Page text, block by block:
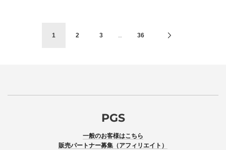
1 2 3 … 36
PGS
一般のお客様はこちら
販売パートナー募集（アフィリエイト）